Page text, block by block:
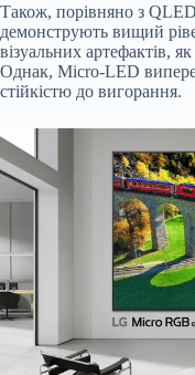
Також, порівняно з
демонструють вищий
візуальних артефактів,
Однак, Micro-LED
стійкістю до вигорання.